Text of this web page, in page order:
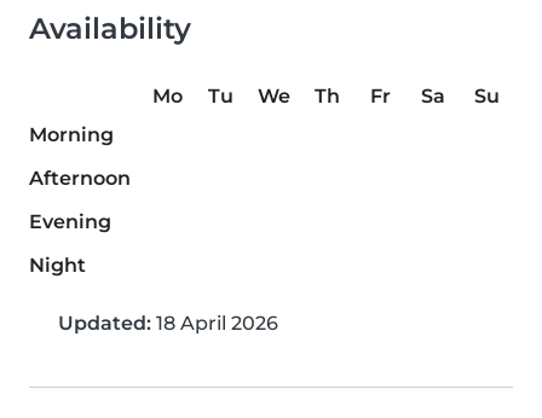
Availability
Mo Tu We Th Fr Sa
Su
Morning
Afternoon
Evening
Night
Updated: 18 April 2026